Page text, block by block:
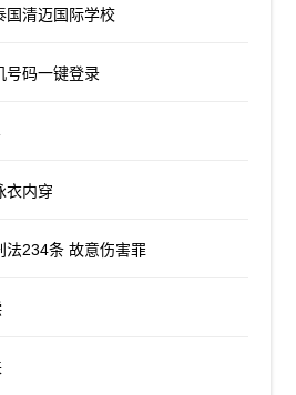
国清迈国际学校
号码一键登录
衣内穿
法234条 故意伤害罪